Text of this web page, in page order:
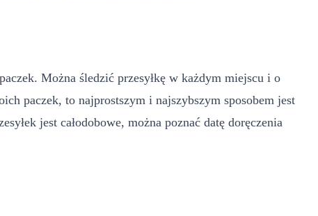
Można śledzić przesyłkę w każdym miejscu i o
paczek, to najprostszym i najszybszym sposobem jest
jest całodobowe, można poznać datę doręczenia